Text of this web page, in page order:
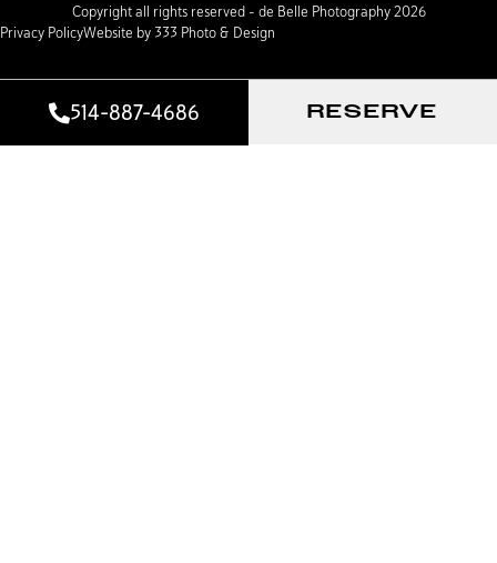
Copyright all rights reserved – de Belle Photography 2026
Privacy PolicyWebsite by 333 Photo & Design
514-887-4686 RESERVE